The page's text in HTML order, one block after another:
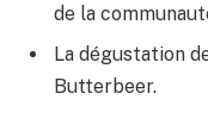
de la
La dégustation
Butterbeer.